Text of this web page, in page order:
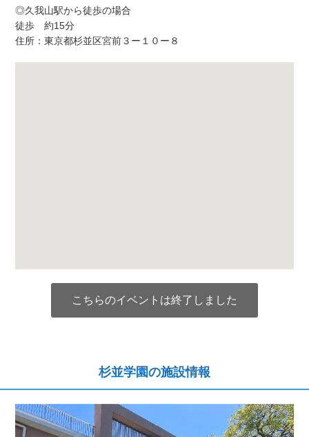
◎久我山駅から徒歩の場合
徒歩 約15分
住所：東京都杉並区宮前３ー１０ー８
こちらのイベントは終了しました
杉並学園の施設情報